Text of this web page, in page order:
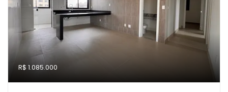
R$ 1.085.000